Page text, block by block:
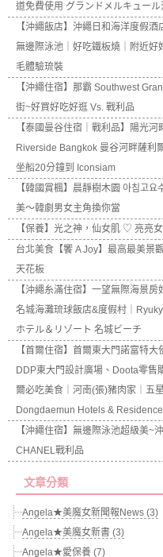
道免費使用 グランドメルキュー
【沖繩飯店】沖繩日和海洋度假
無邊際泳池｜好吃鐵板燒｜附近
毛體驗琉裝
【沖繩住宿】那霸 Southwest
街~好買好吃好逛 Vs. 戰利品
【泰國曼谷住宿｜戰利品】陽光
Riverside Bangkok 曼谷河畔薩利
坐船20分鐘到 Iconsiam
【韓國賞楓】晨靜樹木園 아침고
美～韓劇男女主角換你當
【保養】光之神，仙女肌 ♡ 亮亮
台北美食【饗 A Joy】最高最美景
天花板
【沖繩糸滿住宿】一望無際海景
名城海灘琉球飯店&度假村｜
ホテル＆リゾート 名城ビーチ
【首爾住宿】首爾東大門諾富特
DDP東大門設計廣場、Doota零售
爾必吃美食｜河南(張)豬肉家｜五
Dongdaemun Hotels &
【沖繩住宿】無邊際泳池超級美
CHANEL戰利品
文章分類
Angela★美魔女新聞報News (3)
Angela★美魔女新書 (3)
Angela★愛保養 (7)